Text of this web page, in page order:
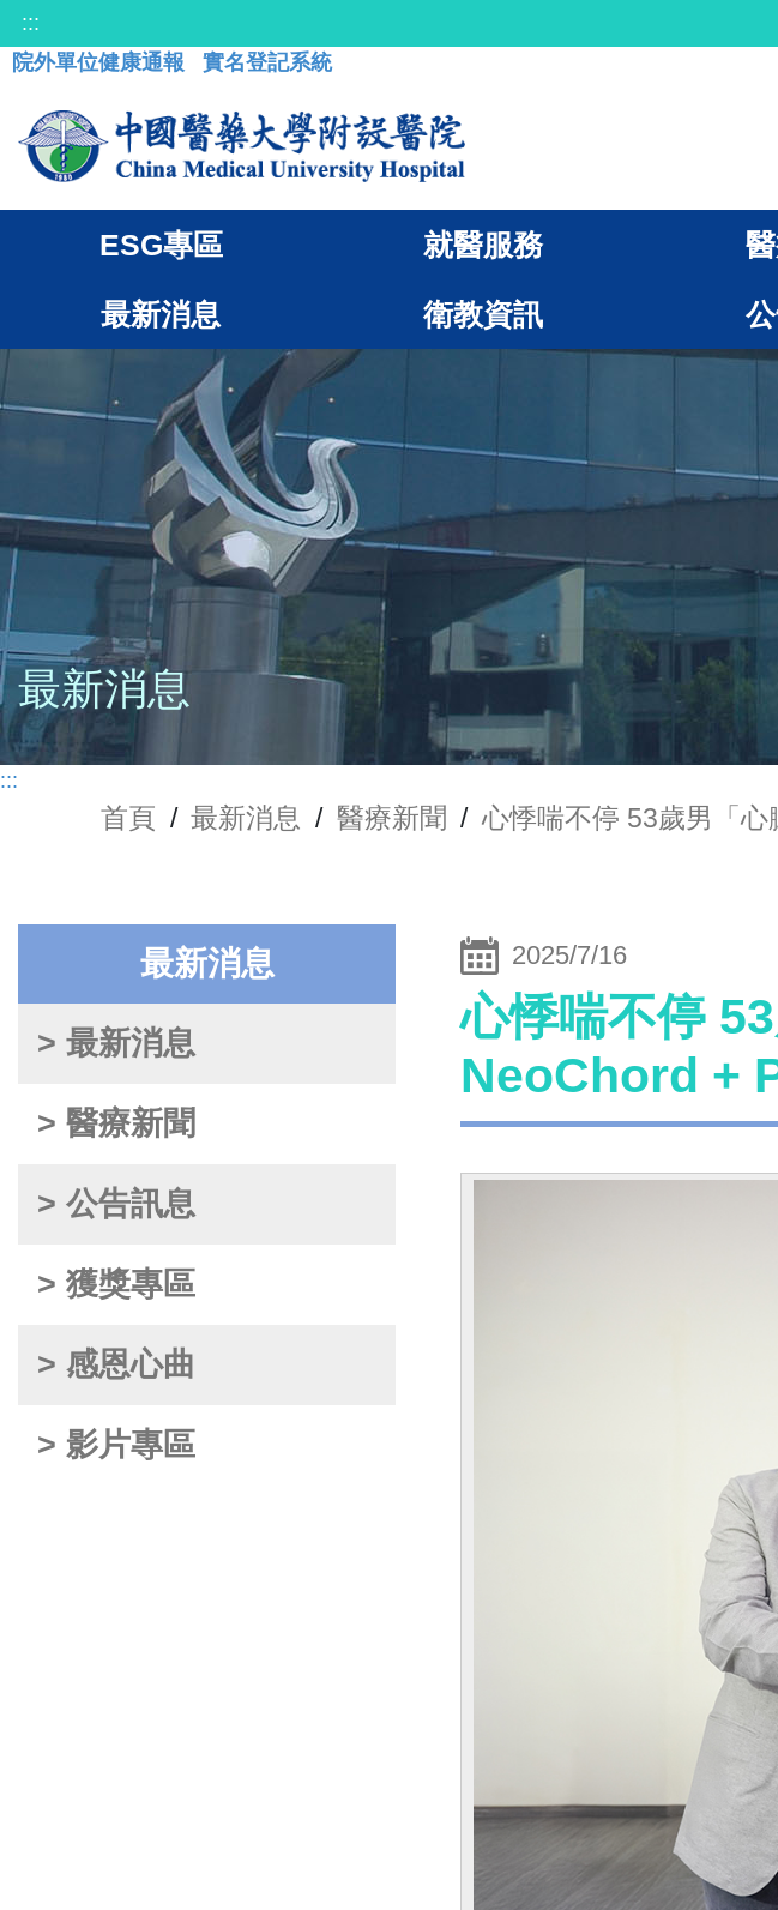
:::
院外單位健康通報
實名登記系統
ESG專區 就醫服務
最新消息 衛教資訊
最新消息
:::
首頁 / 最新消息 / 醫療新聞 / 心悸喘不停 53歲男「
最新消息
> 最新消息
> 醫療新聞
> 公告訊息
> 獲獎專區
> 感恩心曲
> 影片專區
2025/7/16
心悸喘不停
NeoChord +